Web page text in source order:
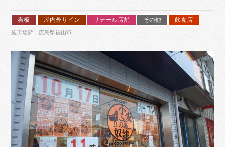
看板 屋内外サイン リテール店舗 その他 飲食店
施工場所：広島県福山市